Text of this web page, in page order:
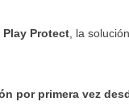
Protect , la
por primera vez